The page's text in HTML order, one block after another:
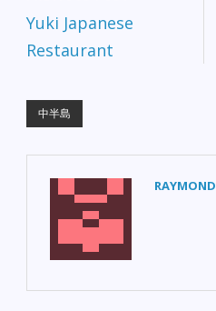
要青春美麗、要有億萬財
富、要我的貓變成英俊王
子！」她毫不考慮地回
珠寶。一個英俊的王子站
在她身旁，貓不見了。 王
在王子的懷抱中，覺得心
滿意足，整個人快融化掉
了， 這時王子在她耳邊溫
柔細語：「妳閹了我，現
在後悔嗎？」 【西瓜與小
寶】 韓家小寶很喜歡吃西
有一天爺爺看到他又在吃
Yuki Japanese
Restaurant
中半島
RAYMOND